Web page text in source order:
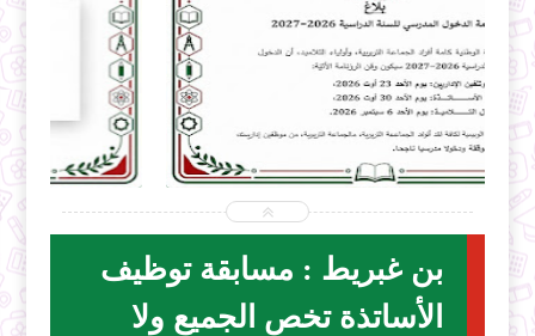
2026-07-31
ecoledz.net
شاهد الموضوع
بن غبريط : مسابقة توظيف
الأساتذة تخص الجميع ولا